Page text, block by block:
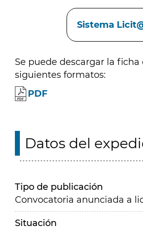
Sistema
Se puede descargar la ficha
siguientes formatos:
PDF
Datos del
Tipo de publicación
Convocatoria anunciada a
Situación